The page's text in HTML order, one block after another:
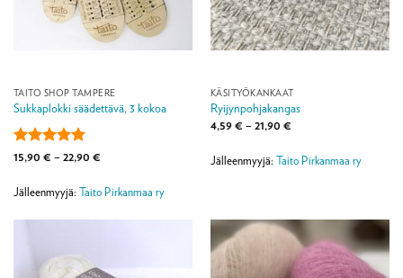
TAITO SHOP TAMPERE
Sukkaplokki säädettävä, 3 kokoa
Arvostelu
/ 5
15,90 € – 22,90 €Hintaluokka:
22,90 €
Jälleenmyyjä: Taito Pirkanmaa ry
KÄSITYÖKANKAAT
Ryijynpohjakangas
4,59€ – 21,90 €Hintaluokka:
21,90 €
Jälleenmyyjä: Taito Pirkanmaa ry